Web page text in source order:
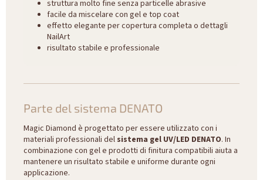
struttura molto fine senza particelle abrasive
facile da miscelare con gel e top coat
effetto elegante per copertura completa o dettagli
NailArt
risultato stabile e professionale
Parte del sistema DENATO
Magic Diamond è progettato per essere utilizzato con i
materiali professionali delsistema gel UV/LED DENATO. In
combinazione con gel e prodotti di finitura compatibili aiuta a
mantenere un risultato stabile e uniforme durante ogni
applicazione.